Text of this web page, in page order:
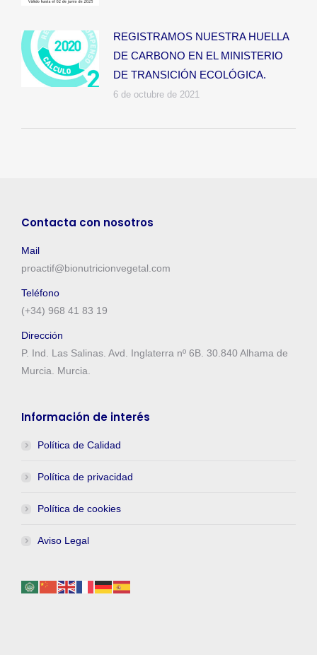
REGISTRAMOS NUESTRA HUELLA
DE CARBONO EN EL MINISTERIO
DE TRANSICIÓN ECOLÓGICA.
6 de octubre de 2021
Contacta con nosotros
Mail
proactif@bionutricionvegetal.com
Teléfono
(+34) 968 41 83 19
Dirección
P. Ind. Las Salinas. Avd. Inglaterra nº 6B. 30.840 Alhama de
Murcia. Murcia.
Información de interés
Política de Calidad
Política de privacidad
Política de cookies
Aviso Legal